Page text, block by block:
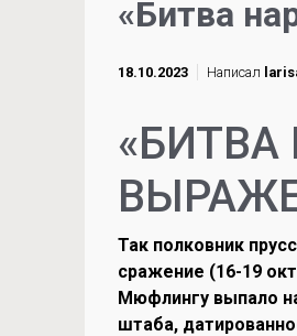
«Битва
18.10.2023 Написал
Так полковник
сражение (16-19
Мюфлингу выпало
штаба,